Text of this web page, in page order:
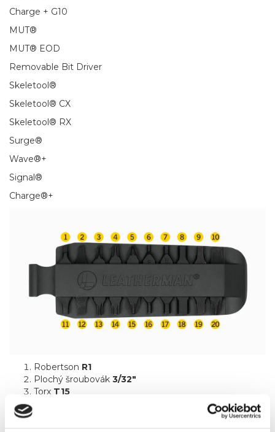
Charge + G10
MUT®
MUT® EOD
Removable Bit Driver
Skeletool®
Skeletool® CX
Skeletool® RX
Surge®
Wave®+
Signal®
Charge®+
Robertson R1
Plochý šroubovák 3/32"
Torx T15